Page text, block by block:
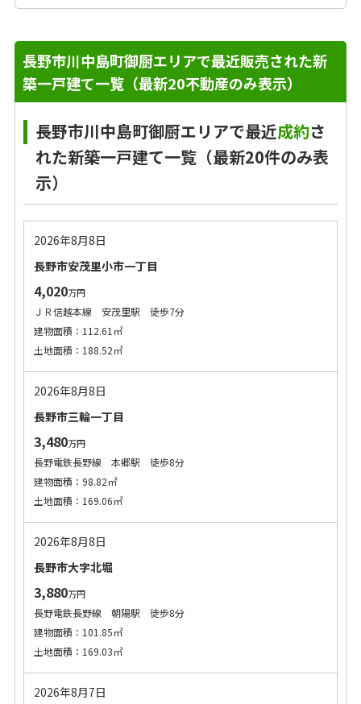
長野市川中島町御厨エリアで最近販売された新
築一戸建て一覧（最新20不動産のみ表示）
長野市川中島町御厨エリアで最近成約さ
れた新築一戸建て一覧（最新20件のみ表
示）
2026年8月8日
長野市安茂里小市一丁目
4,020万円
ＪＲ信越本線 安茂里駅 徒歩7分
建物面積：112.61㎡
土地面積：188.52㎡
2026年8月8日
長野市三輪一丁目
3,480万円
長野電鉄長野線 本郷駅 徒歩8分
建物面積：98.82㎡
土地面積：169.06㎡
2026年8月8日
長野市大字北堀
3,880万円
長野電鉄長野線 朝陽駅 徒歩8分
建物面積：101.85㎡
土地面積：169.03㎡
2026年8月7日